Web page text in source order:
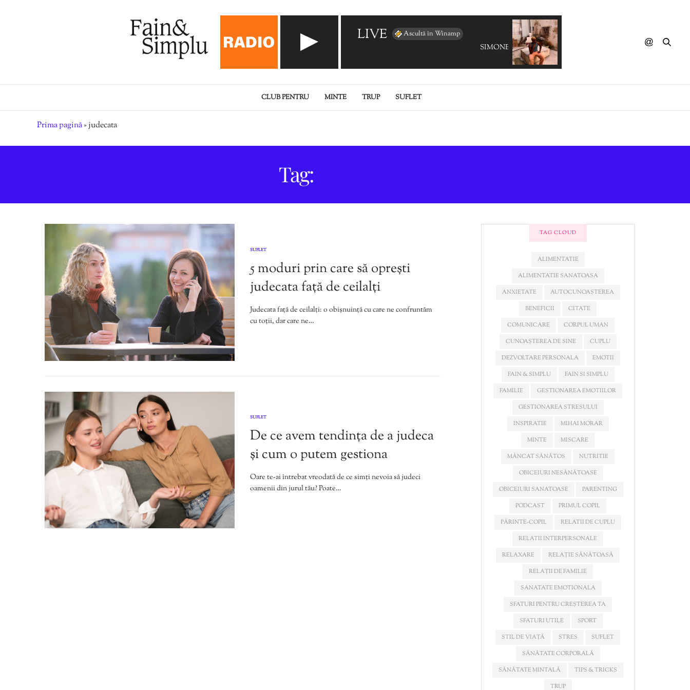
LIVE Ascultă în Winamp
SIMONE HEIGHTS - Im Beautiful
CLUB PENTRU MINTE TRUP SUFLET
Prima pagină»judecata
Tag:
SUFLET
5 moduri prin care să oprești
judecata față de ceilalți
Judecata față de ceilalți: o obișnuință cu care ne confruntăm
cu toții, dar care ne…
SUFLET
De ce avem tendința de a judeca
și cum o putem gestiona
Oare te-ai întrebat vreodată de ce simți nevoia să judeci
oamenii din jurul tău? Poate…
TAG CLOUD
ALIMENTATIE
ALIMENTATIE SANATOASA
ANXIETATE
AUTOCUNOAȘTEREA
BENEFICII
CITATE
COMUNICARE
CORPUL UMAN
CUNOAȘTEREA DE SINE
CUPLU
DEZVOLTARE PERSONALA
EMOTII
FAIN & SIMPLU
FAIN SI SIMPLU
FAMILIE
GESTIONAREA EMOTIILOR
GESTIONAREA STRESULUI
INSPIRATIE
MIHAI MORAR
MINTE
MISCARE
MÂNCAT SĂNĂTOS
NUTRITIE
OBICEIURI NESĂNĂTOASE
OBICEIURI SANATOASE
PARENTING
PODCAST
PRIMUL COPIL
PĂRINTE-COPIL
RELATII DE CUPLU
RELATII INTERPERSONALE
RELAXARE
RELAȚIE SĂNĂTOASĂ
RELAȚII DE FAMILIE
SANATATE EMOTIONALA
SFATURI PENTRU CREȘTEREA TA
SFATURI UTILE
SPORT
STIL DE VIAȚĂ
STRES
SUFLET
SĂNĂTATE CORPORALĂ
SĂNĂTATE MINTALĂ
TIPS & TRICKS
TRUP